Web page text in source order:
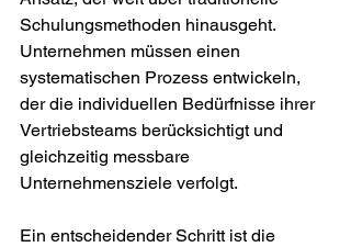
Schulungsmethoden hinausgeht.
Unternehmen müssen einen
systematischen Prozess entwickeln,
der die individuellen Bedürfnisse ihrer
Vertriebsteams berücksichtigt und
gleichzeitig messbare
Unternehmensziele verfolgt.
Ein entscheidender Schritt ist die